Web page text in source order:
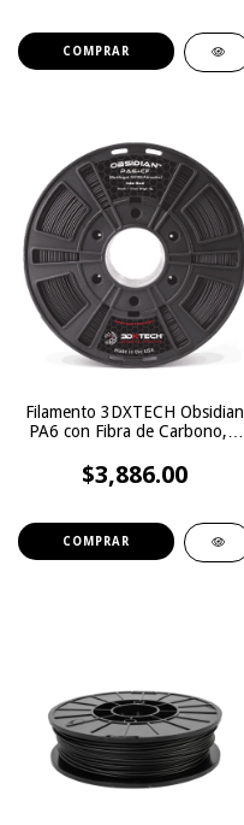
Filamento 3DXTECH Obsidian
PA6 con Fibra de Carbono, 1
$3,886.00
COMPRAR